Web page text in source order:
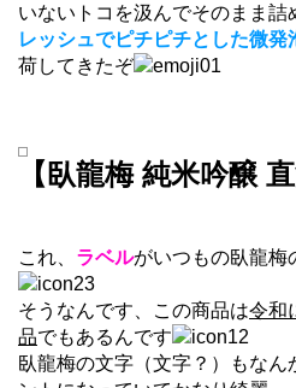
いないトコを汲んでそのまま詰
レッシュでピチピチとした微発
荷してきたぞ
【臥龍梅 純米吟醸
これ、 ラベルがいつもの臥龍梅
そうなんです、この商品は令和
品でもあるんです
臥龍梅の文字（文字？）もな